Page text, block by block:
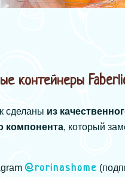
контейнеры
сделаны из
компонента, который
@rorinashome